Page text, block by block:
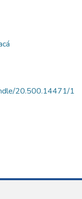
20.500.14471/1